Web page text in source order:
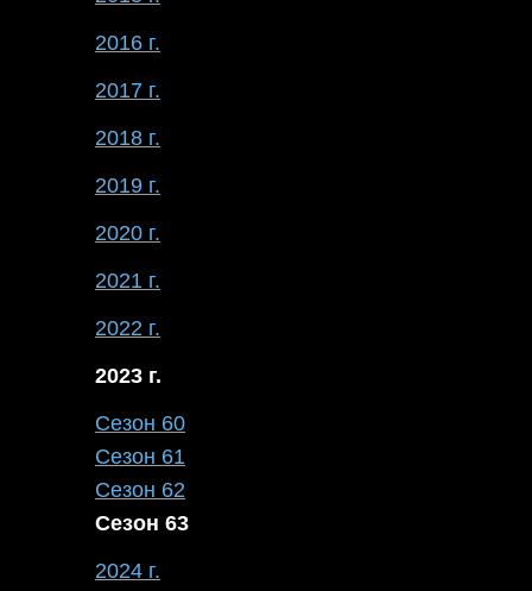
2016 г.
2017 г.
2018 г.
2019 г.
2020 г.
2021 г.
2022 г.
2023 г.
Сезон 60
Сезон 61
Сезон 62
Сезон 63
2024 г.